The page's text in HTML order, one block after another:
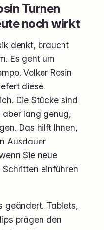
Turnen
noch wirkt
denkt, braucht
Es geht um
Volker Rosin
diese
Die Stücke sind
aber lang genug,
Das hilft Ihnen,
Ausdauer
Sie neue
einführen
geändert. Tablets,
prägen den